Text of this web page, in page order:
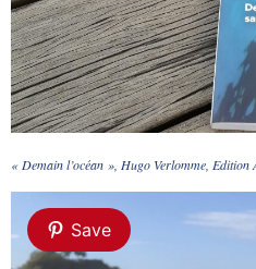
« Demain l’océan », Hugo Verlomme, Edition
Save